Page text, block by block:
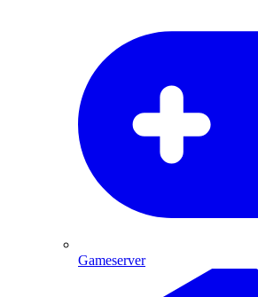
Gameserver